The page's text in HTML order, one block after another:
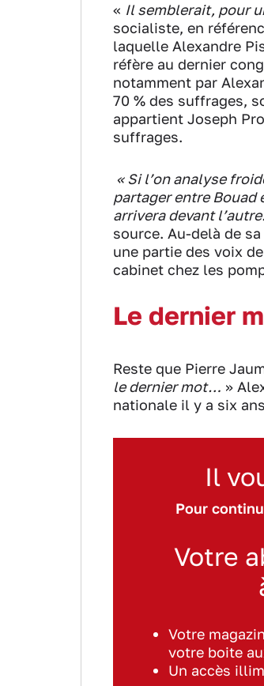
« Il semblerait, pour
socialiste, en
laquelle Alexandre
réfère au dernier
notamment par
70 % des suffrages,
appartient Joseph
suffrages.
« Si l’on analyse
partager entre Bouad
arrivera devant
source. Au-delà de
une partie des voix
cabinet chez les
Le dernier
Reste que Pierre
le dernier mot… »
nationale il y a six
Il
Pour
Votre
Votre
votre boite
Un accès